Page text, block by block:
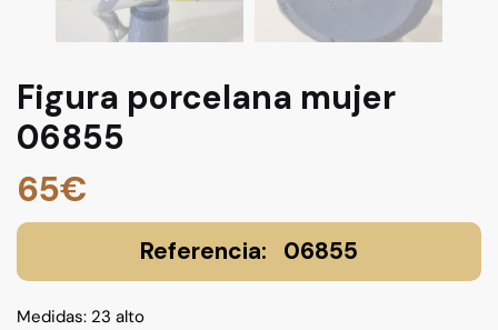
Figura porcelana mujer
06855
65€
06855
Medidas: 23 alto